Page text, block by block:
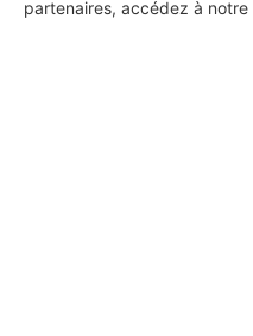
partenaires, accédez à notre